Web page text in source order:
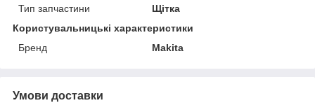
Тип запчастини
Щітка
Користувальницькі характеристики
Бренд
Makita
Умови доставки